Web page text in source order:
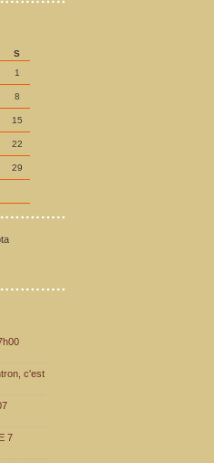
S
1
8
15
22
29
c'est
7